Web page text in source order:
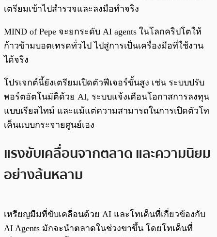
เตรียมเข้าไปสำรวจและลงมือทำจริง
MIND of Pepe จะยกระดับ AI agents ในโลกคริปโตให้
ก้าวข้ามบอตเทรดทั่วไป ไปสู่การเป็นเครื่องมือที่ใช้งาน
ได้จริง
โปรเจกต์นี้ยังเตรียมเปิดตัวฟีเจอร์ขั้นสูง เช่น ระบบปรับ
พอร์ตอัตโนมัติด้วย AI, ระบบแจ้งเตือนโอกาสการลงทุน
แบบเรียลไทม์ และแม้แต่ความสามารถในการเปิดตัวโท
เค็นแบบกระจายศูนย์เอง
แรงขับเคลื่อนจากตลาด และความนิยม
อย่างล้นหลาม
เหรียญมีมที่ขับเคลื่อนด้วย AI และโทเค็นที่เกี่ยวข้องกับ
AI Agents มักจะนำตลาดในช่วงขาขึ้น โดยโทเค็นที่